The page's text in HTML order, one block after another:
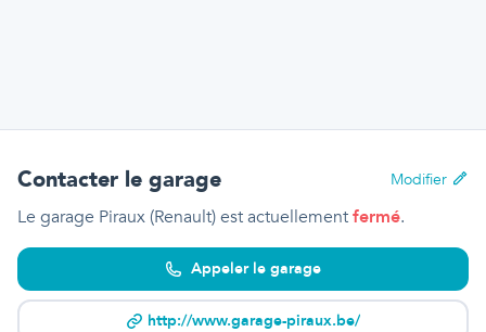
Contacter le garage Modifier
Le garage Piraux (Renault)est actuellementfermé.
Appeler le garage
http://www.garage-piraux.be/